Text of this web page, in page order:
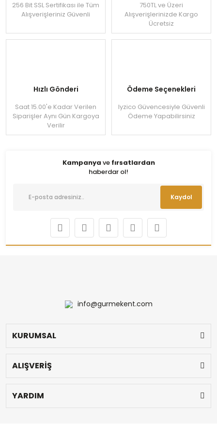
256 Bit SSL Sertifikası ile Tüm
Alışverişleriniz Güvenli
750TL ve Üzeri
Alışverişlerinizde Kargo
Ücretsiz
Hızlı Gönderi
Saat 15.00'e Kadar Verilen
Siparişler Aynı Gün Kargoya
Verilir
Ödeme Seçenekleri
Iyzico Güvencesiyle Güvenli
Ödeme Yapabilirsiniz
Kampanya ve fırsatlardan
haberdar ol!
Kaydol
info@gurmekent.com
KURUMSAL
ALIŞVERİŞ
YARDIM